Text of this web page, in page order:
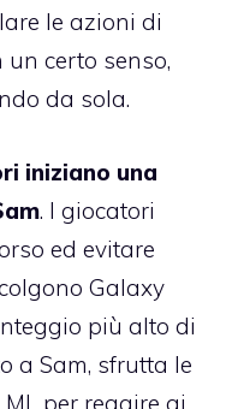
le azioni di
un certo senso,
da sola.
iniziano una
. I giocatori
ed evitare
Galaxy
più alto di
a Sam, sfrutta le
per reagire ai